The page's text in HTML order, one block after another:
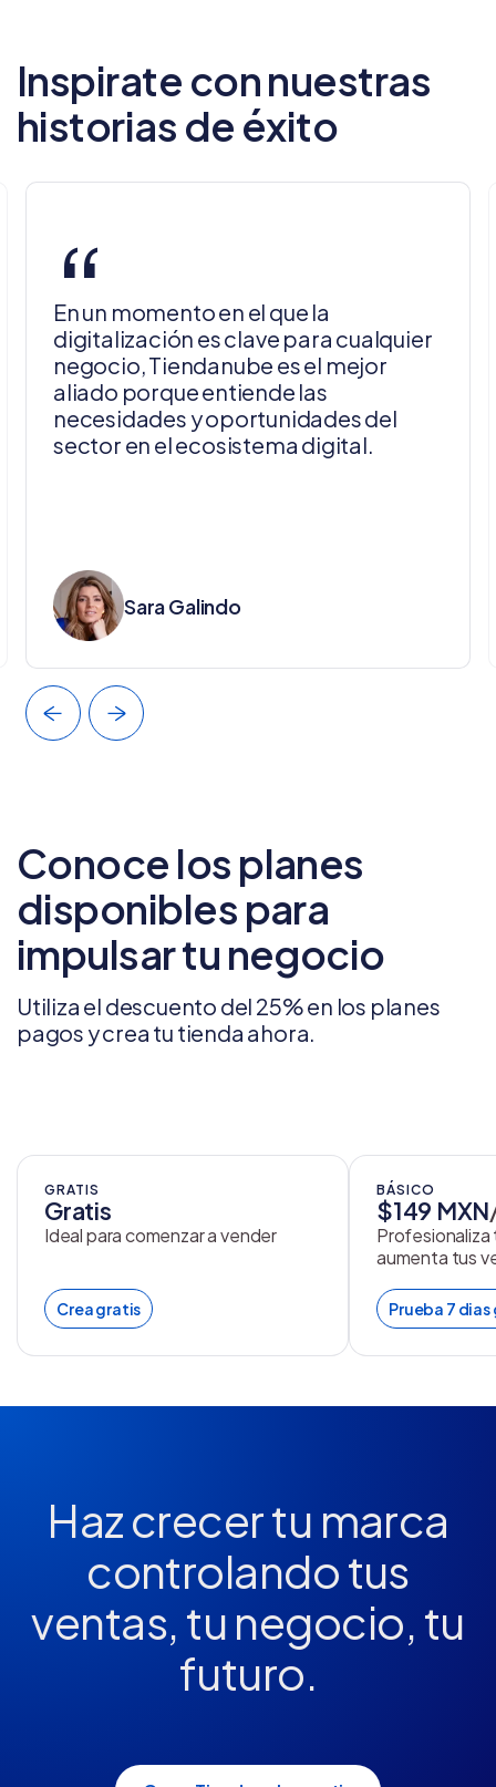
Inspirate con nuestras
historias de éxito
“
En un momento en el que la
digitalización es clave para cualquier
negocio, Tiendanube es el mejor
aliado porque entiende las
necesidades y oportunidades del
sector en el ecosistema digital.
Sara Galindo
Conoce los planes
disponibles para
impulsar tu negocio
Utiliza el descuento del 25% en los planes
pagos y crea tu tienda ahora.
GRATIS
Gratis
Ideal para comenzar a vender
Crea gratis
BÁSICO
$149 MXN
aumenta tus
Prueba 7
Haz crecer tu marca
controlando tus
ventas, tu negocio, tu
futuro.